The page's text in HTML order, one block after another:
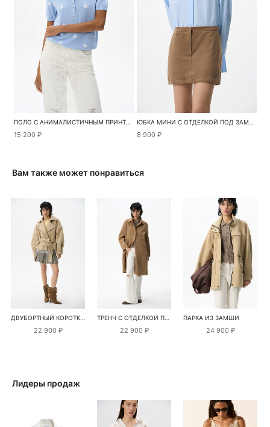
ПОЛО С АНИМАЛИСТИЧНЫМ ПРИНТОМ
15 200 ₽
ЮБКА МИНИ С ОТДЕЛКОЙ ПОД ЗАМШУ
8 900 ₽
Вам также может понравиться
ДВУБОРТНЫЙ КОРОТКИЙ ТРЕНЧ ПОД ЗАМШУ
22 900 ₽
ТРЕНЧ С ОТДЕЛКОЙ ПОД ЗАМШУ
22 900 ₽
ПАРКА ИЗ ЗАМШИ
24 900 ₽
Лидеры продаж